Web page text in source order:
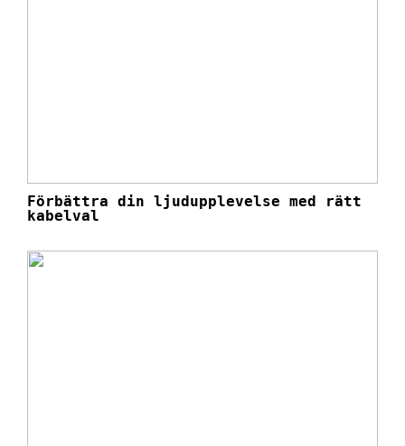
Förbättra din ljudupplevelse med rätt
kabelval